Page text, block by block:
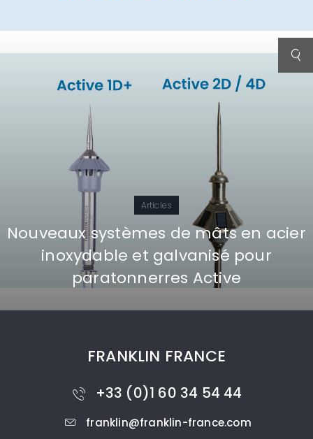
Articles
Nouveaux systèmes de mâts en acier
inoxydable et galvanisé pour
paratonnerres Active
FRANKLIN FRANCE
+33 (0)1 60 34 54 44
franklin@franklin-france.com